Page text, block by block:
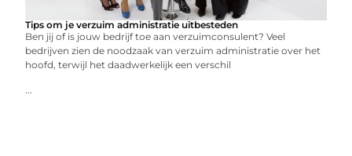
Tips om je verzuim administratie uitbesteden
Ben jij of is jouw bedrijf toe aan verzuimconsulent? Veel
bedrijven zien de noodzaak van verzuim administratie over het
hoofd, terwijl het daadwerkelijk een verschil
...